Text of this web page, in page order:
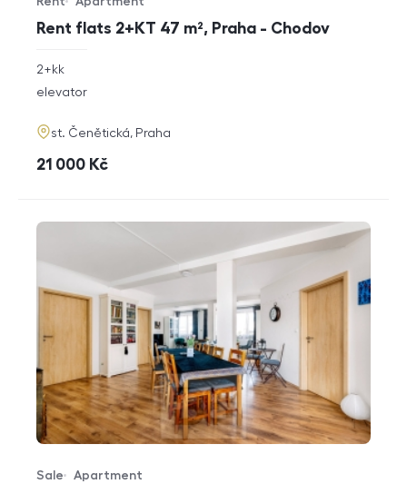
Rent flats 2+KT 47 m², Praha - Chodov
Offer type
Property type
rozměry
disposition
2+kk
funkce
elevator
adresa
st. Čenětická, Praha
cena
21 000 Kč
Offer type
Sale
Property type
Apartment